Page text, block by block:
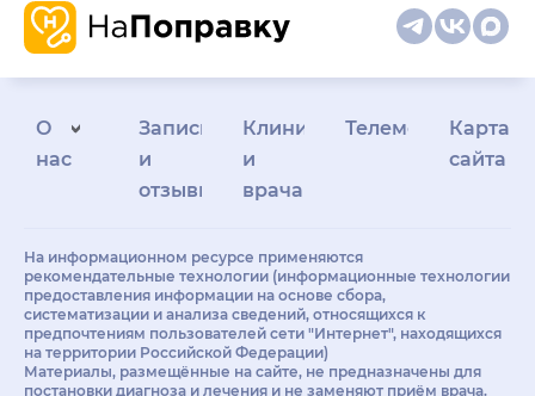
О
нас
Запись
и
отзывы
Клиникам
и
врачам
Телемедицина
Карта
сайта
На информационном ресурсе применяются
рекомендательные технологии (информационные технологии
предоставления информации на основе сбора,
систематизации и анализа сведений, относящихся к
предпочтениям пользователей сети "Интернет", находящихся
на территории Российской Федерации)
Материалы, размещённые на сайте, не предназначены для
постановки диагноза и лечения и не заменяют приём врача.